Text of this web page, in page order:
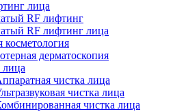
лица
RF лифтинг
RF лифтинг лица
косметология
дерматоскопия
лица
чистка лица
чистка лица
чистка лица